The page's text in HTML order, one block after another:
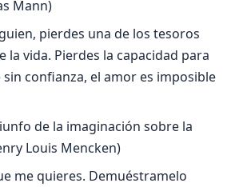
Mann)
pierdes una de los tesoros
la vida. Pierdes la capacidad para
sin confianza, el amor es imposible
de la imaginación sobre la
Louis Mencken)
me quieres. Demuéstramelo